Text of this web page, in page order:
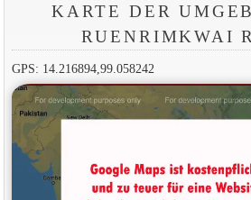
KARTE DER
RUENRIMKWAI
GPS: 14.216894,99.058242